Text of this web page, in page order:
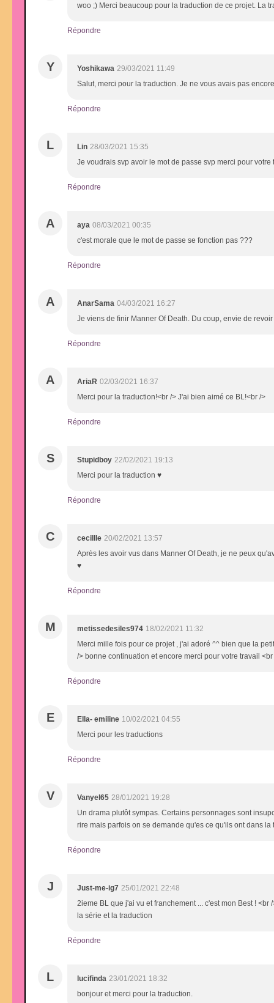
woo ;) Merci beaucoup pour la traduction de ce projet. La
Répondre
Y Yoshikawa 29/03/2021 11:49
Salut, merci pour la traduction. Je ne vous avais pas
Répondre
L Lin 28/03/2021 15:35
Je voudrais svp avoir le mot de passe svp merci pour
Répondre
A aya 08/03/2021 00:35
c'est morale que le mot de passe se fonction pas ???
Répondre
A AnarSama 04/03/2021 16:27
Je viens de finir Manner Of Death. Du coup, envie de
Répondre
A AriaR 02/03/2021 16:37
Merci pour la traduction!<br /> J'ai bien aimé ce BL!<br />
Répondre
S Stupidboy 22/02/2021 19:13
Merci pour la traduction ♥
Répondre
C cecillle 20/02/2021 13:57
Après les avoir vus dans Manner Of Death, je ne peux
♥
Répondre
M metissedesiles974 18/02/2021 11:32
Merci mille fois pour ce projet , j'ai adoré ^^ bien que la
/> bonne continuation et encore merci pour votre travail
Répondre
E Ella- emiline 10/02/2021 04:55
Merci pour les traductions
Répondre
V Vanyel65 28/01/2021 19:28
Un drama plutôt sympas. Certains personnages sont
rire mais parfois on se demande qu'es ce qu'ils ont dans
Répondre
J Just-me-ig7 25/01/2021 22:48
2ieme BL que j'ai vu et franchement ... c'est mon Best !
la série et la traduction
Répondre
L lucifinda 23/01/2021 18:32
bonjour et merci pour la traduction.